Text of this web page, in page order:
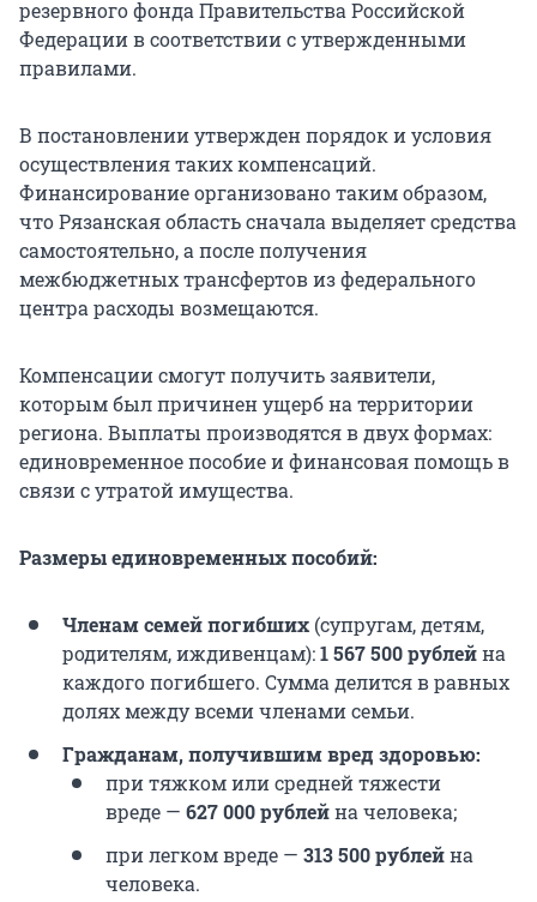
резервного фонда Правительства Российской
Федерации в соответствии с утвержденными
правилами.
В постановлении утвержден порядок и условия
осуществления таких компенсаций.
Финансирование организовано таким образом,
что Рязанская область сначала выделяет средства
самостоятельно, а после получения
межбюджетных трансфертов из федерального
центра расходы возмещаются.
Компенсации смогут получить заявители,
которым был причинен ущерб на территории
региона. Выплаты производятся в двух формах:
единовременное пособие и финансовая помощь в
связи с утратой имущества.
Размеры единовременных пособий:
Членам семей погибших (супругам, детям,
родителям, иждивенцам):1 567 500 рублейна
каждого погибшего. Сумма делится в равных
долях между всеми членами семьи.
Гражданам, получившим вред здоровью:
при тяжком или средней тяжести
вреде — 627 000 рублейна человека;
при легком вреде — 313 500 рублейна
человека.